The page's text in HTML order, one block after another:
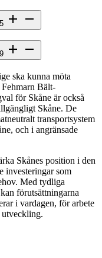
ska kunna möta
Bält-
för Skåne är också
Skåne. De
transportsystem
och i angränsade
Skånes position i den
investeringar som
Med tydliga
förutsättningarna
i vardagen, för arbete
utveckling.